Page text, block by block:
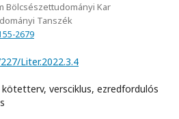
Bölcsészettudományi Kar
Tanszék
2679
Liter.2022.3.4
kötetterv, versciklus, ezredfordulós